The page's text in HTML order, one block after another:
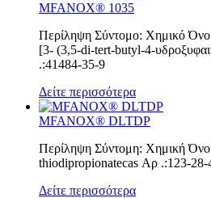
MFANOX® 1035
Περίληψη Σύντομο: Χημικό
[3- (3,5-di-tert-butyl-4-
.:41484-35-9
Δείτε περισσότερα
MFANOX® DLTDP
Περίληψη Σύντομη: Χημική
thiodipropionatecas Αρ .:123-28-
Δείτε περισσότερα